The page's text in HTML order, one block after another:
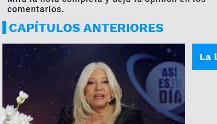
comentarios.
CAPÍTULOS ANTERIORES
La